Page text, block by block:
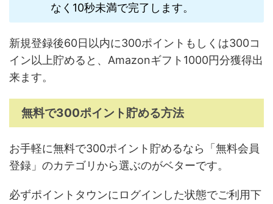
なく10秒未満で完了します。
新規登録後60日以内に300ポイントもしくは300コ
イン以上貯めると、Amazonギフト1000円分獲得出
来ます。
無料で300ポイント貯める方法
お手軽に無料で300ポイント貯めるなら「無料会員
登録」のカテゴリから選ぶのがベターです。
必ずポイントタウンにログインした状態でご利用下